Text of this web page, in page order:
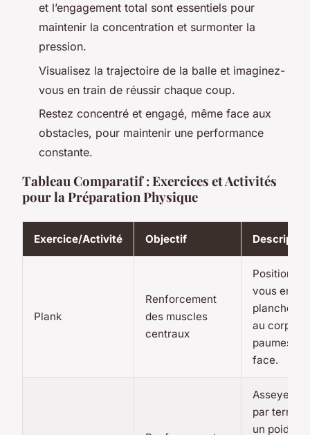
et l’engagement total sont essentiels pour
maintenir la concentration et surmonter la
pression.
Visualisez la trajectoire de la balle et imaginez-
vous en train de réussir chaque coup.
Restez concentré et engagé, même face aux
obstacles, pour maintenir une performance
constante.
Tableau Comparatif : Exercices et Activités
pour la Préparation Physique
Exercice/Activité Objectif
Plank
Renforcement
des muscles
centraux
vous en
planche,
au corps et
paumes
face.
Asseyez-
par terre,
un poids et